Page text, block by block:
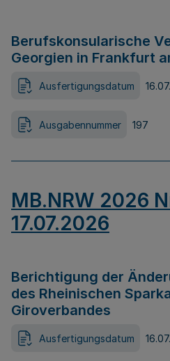
Berufskonsularische
Georgien in Frankfurt
Ausfertigungsdatum
Ausgabennummer 197
MB.NRW 2026
17.07.2026
Berichtigung der
des Rheinischen
Giroverbandes
Ausfertigungsdatum